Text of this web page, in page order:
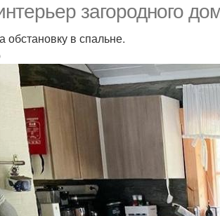
загородного
обстановку в спальне.